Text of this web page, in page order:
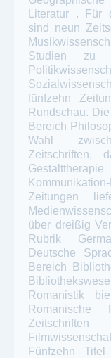
Literatur . Für
sind neun
Studien zu
fünfzehn
Rundschau.
Bereich
Wahl
Zeitschriften,
Zeitungen
über dreißig
Rubrik
Deutsche
Bereich
Romanistik
Fünfzehn